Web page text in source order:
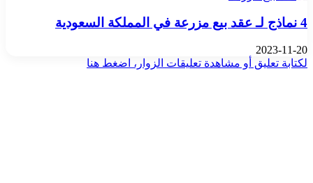
4 نماذج لـ عقد بيع مزرعة في المملكة السعودية
2023-11-20
لكتابة تعليق أو مشاهدة تعليقات الزوار، اضغط هنا